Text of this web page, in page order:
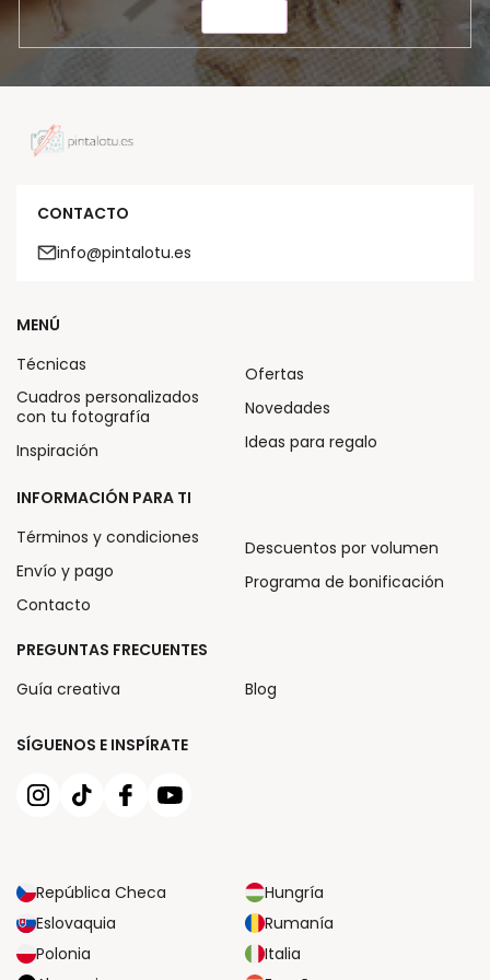
CONTACTO
info@pintalotu.es
SÍGUENOS E INSPÍRATE
República Checa
Hungría
Eslovaquia
Rumanía
Polonia
Italia
MENÚ
Técnicas
Cuadros personalizados
con tu fotografía
Inspiración
Ofertas
Novedades
Ideas para regalo
INFORMACIÓN PARA TI
Términos y condiciones
Envío y pago
Contacto
Descuentos por volumen
Programa de bonificación
PREGUNTAS FRECUENTES
Guía creativa
Blog